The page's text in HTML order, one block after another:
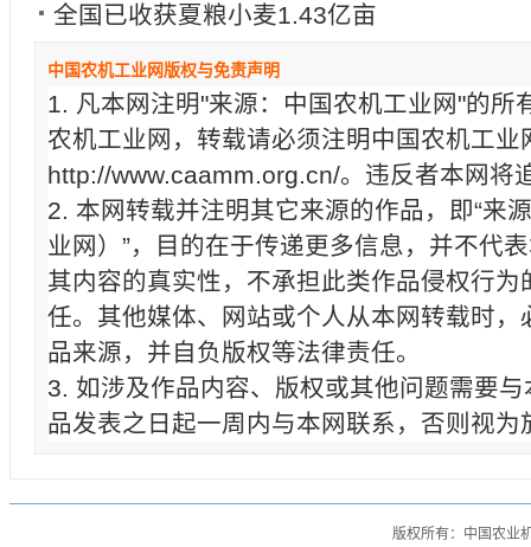
全国已收获夏粮小麦1.43亿亩
中国农机工业网版权与免责声明
1. 凡本网注明"来源：中国农机工业网"的所
农机工业网，转载请必须注明中国农机工业
http://www.caamm.org.cn/。违反者本网将
2. 本网转载并注明其它来源的作品，即“来
业网）”，目的在于传递更多信息，并不代
其内容的真实性，不承担此类作品侵权行为
任。其他媒体、网站或个人从本网转载时，
品来源，并自负版权等法律责任。
3. 如涉及作品内容、版权或其他问题需要
品发表之日起一周内与本网联系，否则视为
版权所有：中国农